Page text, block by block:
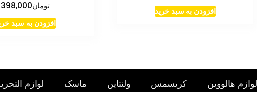
افزودن به سبد خرید
تومان398,000
افزودن به سبد
لوازم هالووین کریسمس ولنتاین ماسک لوازم